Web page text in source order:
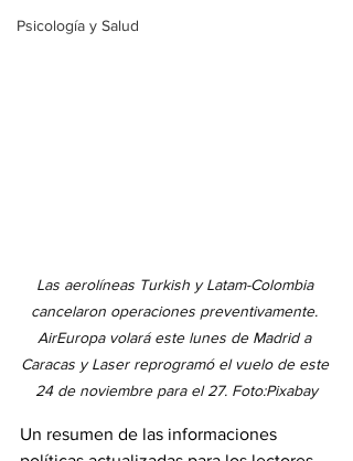
Psicología y Salud
Las aerolíneas Turkish y Latam-Colombia
cancelaron operaciones preventivamente.
AirEuropa volará este lunes de Madrid a
Caracas y Laser reprogramó el vuelo de este
24 de noviembre para el 27. Foto:Pixabay
Un resumen de las informaciones